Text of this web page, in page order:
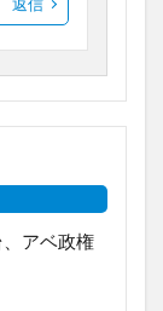
返信
アベ政権